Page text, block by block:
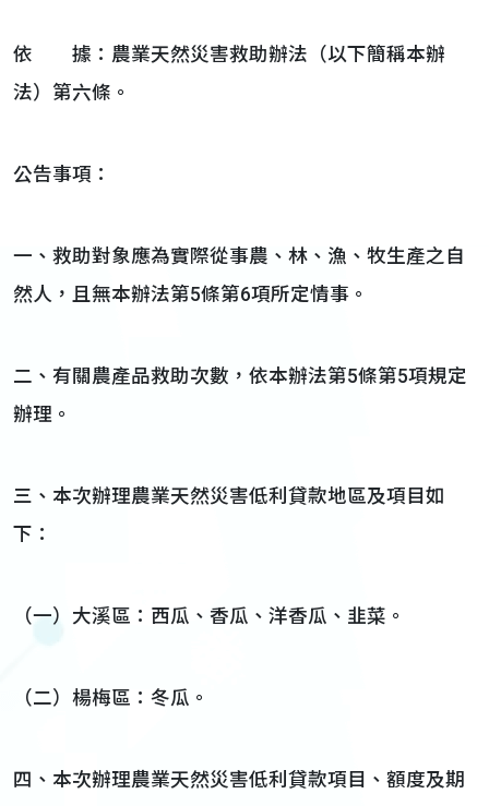
依 據：農業天然災害救助辦法（以下簡稱本辦
法）第六條。
公告事項：
一、救助對象應為實際從事農、林、漁、牧生產之自
然人，且無本辦法第5條第6項所定情事。
二、有關農產品救助次數，依本辦法第5條第5項規定
辦理。
三、本次辦理農業天然災害低利貸款地區及項目如
下：
（一）大溪區：西瓜、香瓜、洋香瓜、韭菜。
（二）楊梅區：冬瓜。
四、本次辦理農業天然災害低利貸款項目、額度及期